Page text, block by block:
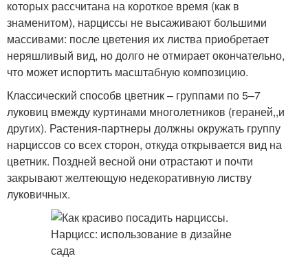
которых рассчитана на короткое время (как в
знаменитом), нарциссы не высаживают большими
массивами: после цветения их листва приобретает
неряшливый вид, но долго не отмирает окончательно,
что может испортить масштабную композицию.
Классический способв цветник – группами по 5–7
луковиц вмежду куртинами многолетников (гераней,,и
других). Растения-партнеры должны окружать группу
нарциссов со всех сторон, откуда открывается вид на
цветник. Поздней весной они отрастают и почти
закрывают желтеющую недекоративную листву
луковичных.